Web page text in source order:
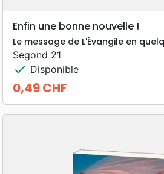
Enfin une bonne nouvelle !
Le message de L'Évangile en
Segond 21
check Disponible
Prix
0,49 CHF